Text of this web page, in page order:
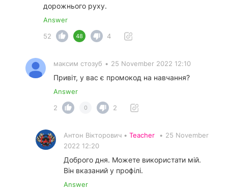
дорожнього руху.
Answer
52
48 4
максим стозуб • 25 November 2022 12:10
Привіт, у вас є промокод на навчання?
Answer
2
0 2
Антон Вікторович • Teacher • 25 November
2022 12:20
Доброго дня. Можете використати мій.
Він вказаний у профілі.
Answer